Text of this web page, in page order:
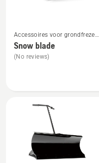
meer
details
over
Accessoires voor grondfrezen
voor montage aan de
voorzijde
Snow blade
(No reviews)